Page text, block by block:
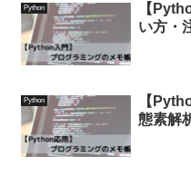
Python
【
い方・
Python
【
態素解